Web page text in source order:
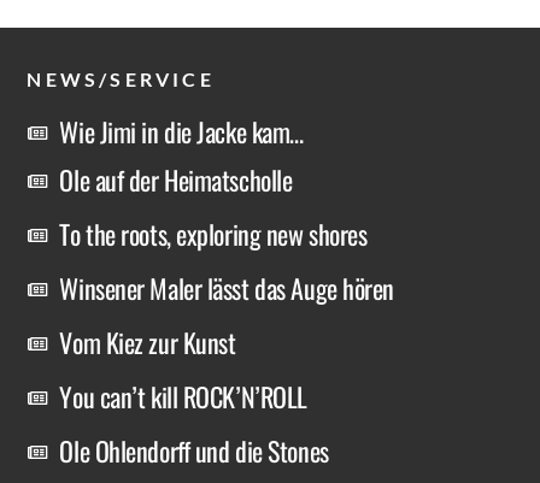
NEWS/SERVICE
Wie Jimi in die Jacke kam…
Ole auf der Heimatscholle
To the roots, exploring new shores
Winsener Maler lässt das Auge hören
Vom Kiez zur Kunst
You can’t kill ROCK’N’ROLL
Ole Ohlendorff und die Stones